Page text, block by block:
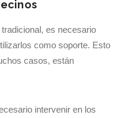
es necesario
como soporte. Esto
casos, están
intervenir en los